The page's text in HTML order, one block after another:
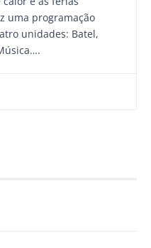
uma programação
unidades: Batel,